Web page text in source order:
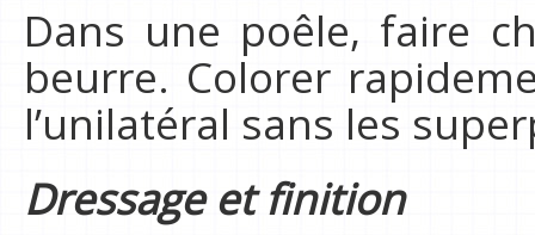
Dans une poêle, faire
beurre. Colorer
l’unilatéral sans les
Dressage et finition